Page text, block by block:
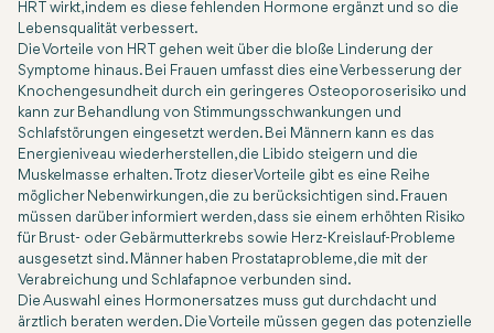
HRT wirkt, indem es diese fehlenden Hormone ergänzt und so die
Lebensqualität verbessert.
Die Vorteile von HRT gehen weit über die bloße Linderung der
Symptome hinaus. Bei Frauen umfasst dies eine Verbesserung der
Knochengesundheit durch ein geringeres Osteoporoserisiko und
kann zur Behandlung von Stimmungsschwankungen und
Schlafstörungen eingesetzt werden. Bei Männern kann es das
Energieniveau wiederherstellen, die Libido steigern und die
Muskelmasse erhalten. Trotz dieser Vorteile gibt es eine Reihe
möglicher Nebenwirkungen, die zu berücksichtigen sind. Frauen
müssen darüber informiert werden, dass sie einem erhöhten Risiko
für Brust- oder Gebärmutterkrebs sowie Herz-Kreislauf-Probleme
ausgesetzt sind. Männer haben Prostataprobleme, die mit der
Verabreichung und Schlafapnoe verbunden sind.
Die Auswahl eines Hormonersatzes muss gut durchdacht und
ärztlich beraten werden. Die Vorteile müssen gegen das potenzielle